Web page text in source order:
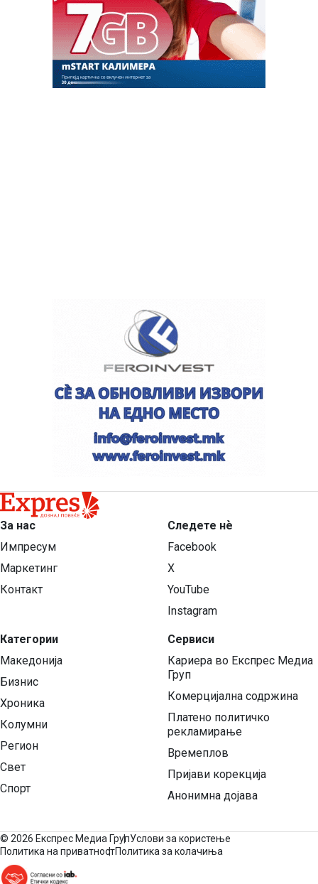
За нас
Импресум
Маркетинг
Контакт
Категории
Македонија
Бизнис
Хроника
Колумни
Регион
Свет
Спорт
Следете нѐ
Facebook
X
YouTube
Instagram
Сервиси
Кариера во Експрес Медиа
Груп
Комерцијална содржина
Платено политичко
рекламирање
Времеплов
Пријави корекција
Анонимна дојава
© 2026 Експрес Медиа ГрупУслови за користење
Политика на приватностПолитика за колачиња